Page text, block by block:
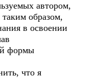
автором,
образом,
в освоении
формы
что я